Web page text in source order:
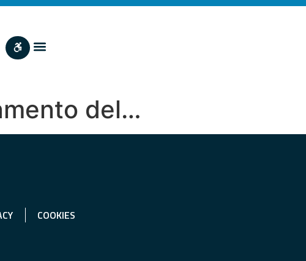
del…
COOKIES